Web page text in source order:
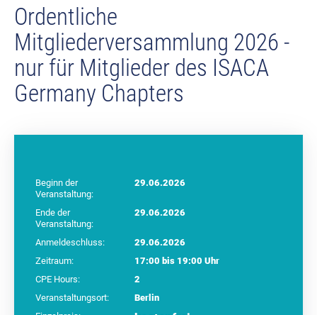
Ordentliche
Mitgliederversammlung 2026 -
nur für Mitglieder des ISACA
Germany Chapters
Beginn der
Veranstaltung:
29.06.2026
Ende der
Veranstaltung:
29.06.2026
Anmeldeschluss:
29.06.2026
Zeitraum:
17:00 bis 19:00 Uhr
CPE Hours:
2
Veranstaltungsort:
Berlin